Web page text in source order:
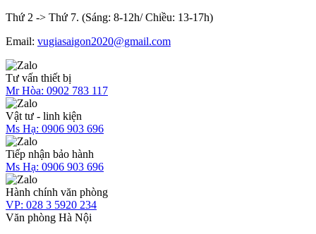
Thứ 2 -> Thứ 7. (Sáng: 8-12h/ Chiều: 13-17h)
Email: vugiasaigon2020@gmail.com
Tư vấn thiết bị
Mr Hòa: 0902 783 117
Vật tư - linh kiện
Ms Hạ: 0906 903 696
Tiếp nhận bảo hành
Ms Hạ: 0906 903 696
Hành chính văn phòng
VP: 028 3 5920 234
Văn phòng Hà Nội